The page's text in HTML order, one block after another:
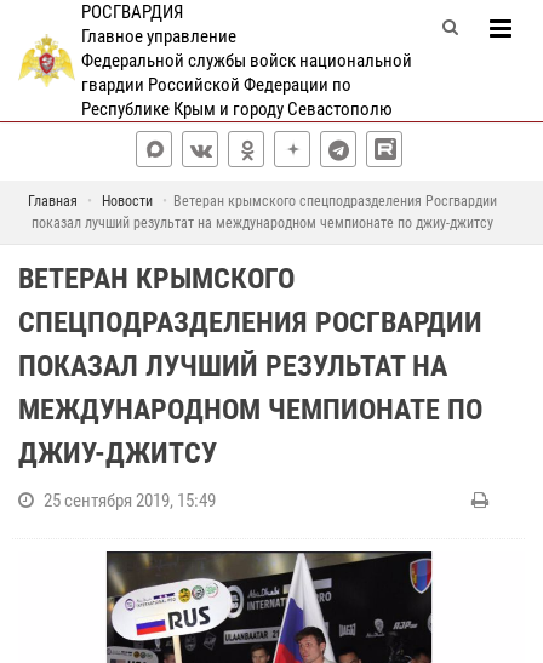
РОСГВАРДИЯ
Главное управление
Федеральной службы войск национальной
гвардии Российской Федерации по
Республике Крым и городу Севастополю
Главная Новости
Ветеран крымского спецподразделения Росгвардии
показал лучший результат на международном чемпионате по джиу-джитсу
ВЕТЕРАН КРЫМСКОГО
СПЕЦПОДРАЗДЕЛЕНИЯ РОСГВАРДИИ
ПОКАЗАЛ ЛУЧШИЙ РЕЗУЛЬТАТ НА
МЕЖДУНАРОДНОМ ЧЕМПИОНАТЕ ПО
ДЖИУ-ДЖИТСУ
25 сентября 2019, 15:49